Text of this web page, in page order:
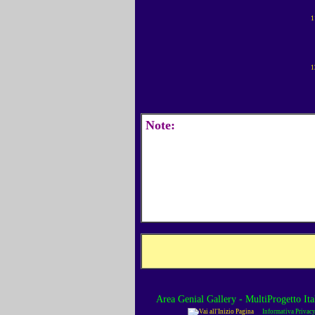
Note:
Area Genial Gallery - MultiProgetto
Informativa Privacy